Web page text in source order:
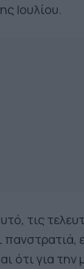
Ιουλίου.
τις
πανστρατιά,
ότι για